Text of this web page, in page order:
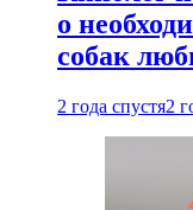
о
собак
2 года спустя2